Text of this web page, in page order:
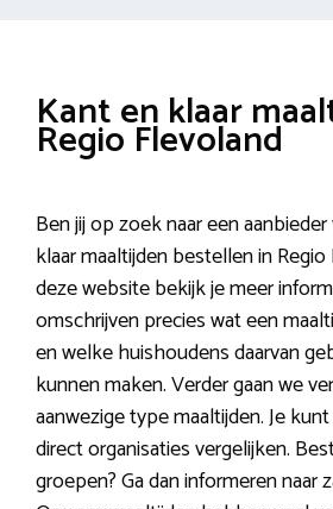
Kant en klaar
Regio Flevoland
Ben jij op zoek naar een
klaar maaltijden bestellen in Regio
deze website bekijk je meer
omschrijven precies wat een
en welke huishoudens daarvan
kunnen maken. Verder gaan we
aanwezige type maaltijden. Je
direct organisaties vergelijken.
groepen? Ga dan informeren naar